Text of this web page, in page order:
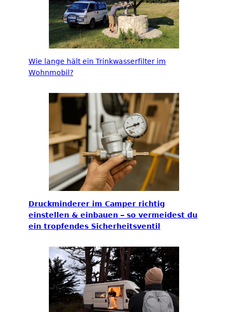
Wie lange hält ein Trinkwasserfilter im
Wohnmobil?
Druckminderer im Camper richtig
einstellen & einbauen – so vermeidest du
ein tropfendes Sicherheitsventil